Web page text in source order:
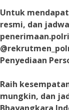
Untuk
resmi, dan
Penyediaan
Raih
mungkin, dan